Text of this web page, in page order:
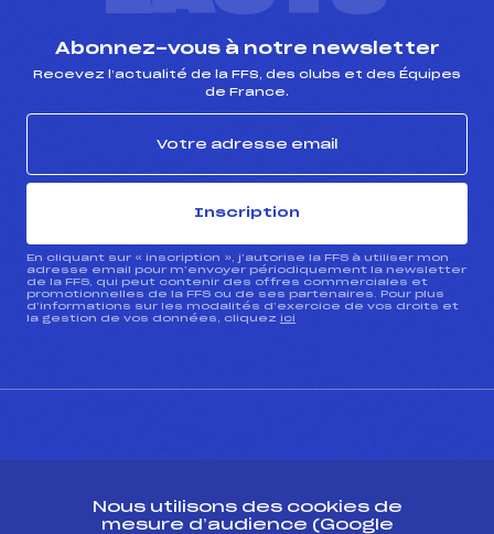
Abonnez-vous à notre newsletter
Recevez l’actualité de la FFS, des clubs et des Équipes
de France.
Inscription
En cliquant sur « inscription », j’autorise la FFS à utiliser mon
adresse email pour m’envoyer périodiquement la newsletter
de la FFS, qui peut contenir des offres commerciales et
promotionnelles de la FFS ou de ses partenaires. Pour plus
d’informations sur les modalités d’exercice de vos droits et
la gestion de vos données, cliquez ici
Nous utilisons des cookies de
mesure d’audience (Google